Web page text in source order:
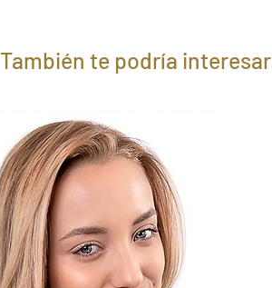
También te podría interesar